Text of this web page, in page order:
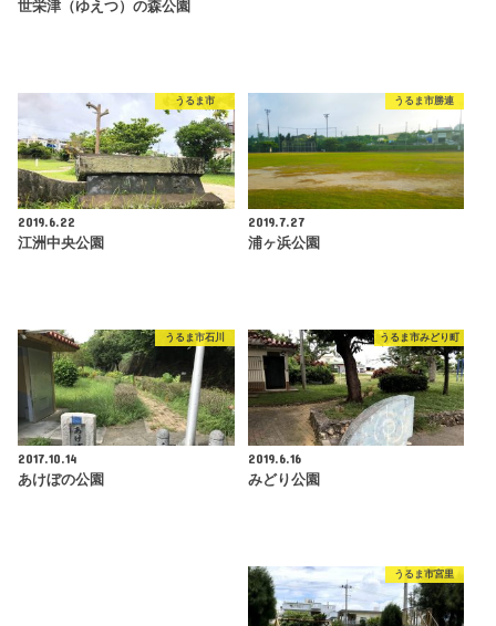
世栄津（ゆえつ）の森公園
うるま市
2019.6.22
江洲中央公園
うるま市勝連
2019.7.27
浦ヶ浜公園
うるま市石川
2017.10.14
あけぼの公園
うるま市みどり町
2019.6.16
みどり公園
うるま市宮里